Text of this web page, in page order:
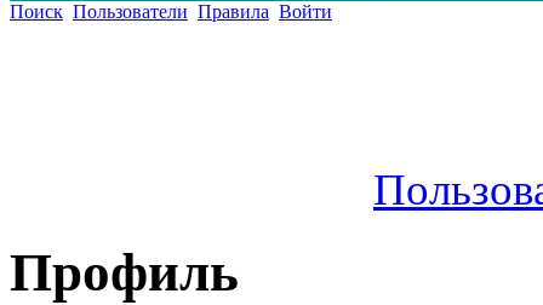
Поиск Пользователи Правила Войти
Профиль